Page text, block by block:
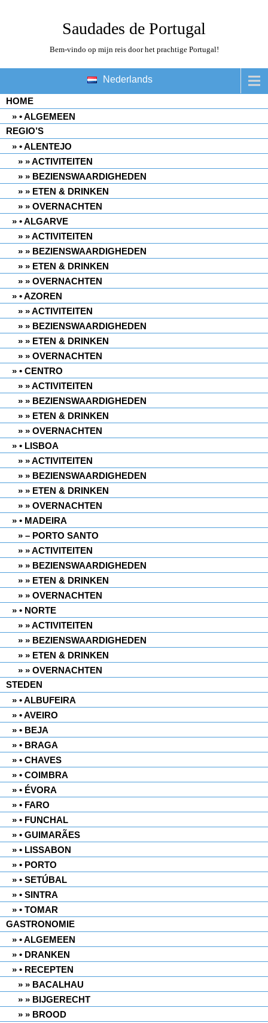
Nederlands
Saudades de Portugal
Bem-vindo op mijn reis door het prachtige Portugal!
HOME
• ALGEMEEN
REGIO’S
• ALENTEJO
» ACTIVITEITEN
» BEZIENSWAARDIGHEDEN
» ETEN & DRINKEN
» OVERNACHTEN
• ALGARVE
» ACTIVITEITEN
» BEZIENSWAARDIGHEDEN
» ETEN & DRINKEN
» OVERNACHTEN
• AZOREN
» ACTIVITEITEN
» BEZIENSWAARDIGHEDEN
» ETEN & DRINKEN
» OVERNACHTEN
• CENTRO
» ACTIVITEITEN
» BEZIENSWAARDIGHEDEN
» ETEN & DRINKEN
» OVERNACHTEN
• LISBOA
» ACTIVITEITEN
» BEZIENSWAARDIGHEDEN
» ETEN & DRINKEN
» OVERNACHTEN
• MADEIRA
– PORTO SANTO
» ACTIVITEITEN
» BEZIENSWAARDIGHEDEN
» ETEN & DRINKEN
» OVERNACHTEN
• NORTE
» ACTIVITEITEN
» BEZIENSWAARDIGHEDEN
» ETEN & DRINKEN
» OVERNACHTEN
STEDEN
• ALBUFEIRA
• AVEIRO
• BEJA
• BRAGA
• CHAVES
• COIMBRA
• ÉVORA
• FARO
• FUNCHAL
• GUIMARÃES
• LISSABON
• PORTO
• SETÚBAL
• SINTRA
• TOMAR
GASTRONOMIE
• ALGEMEEN
• DRANKEN
• RECEPTEN
» BACALHAU
» BIJGERECHT
» BROOD